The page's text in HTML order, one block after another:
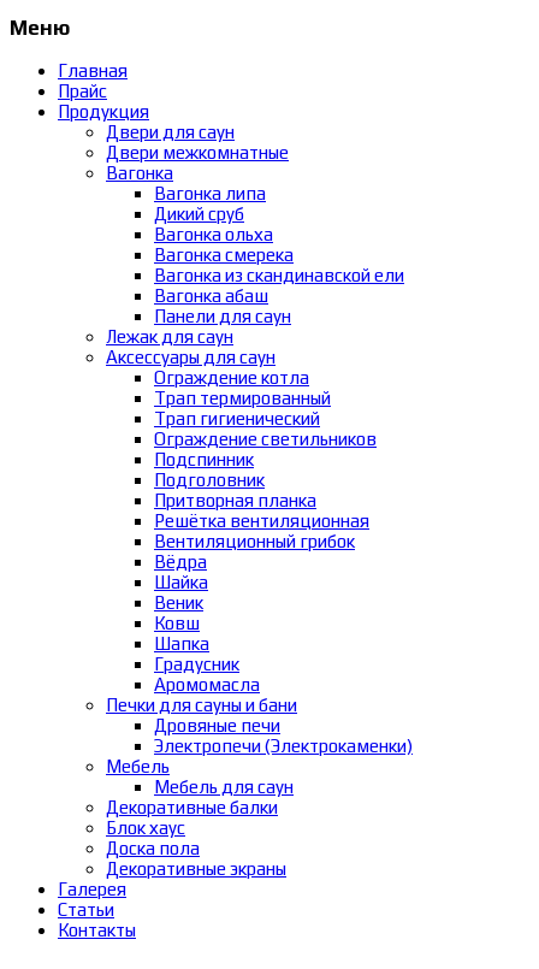
Меню
Главная
Прайс
Продукция
Двери для саун
Двери межкомнатные
Вагонка
Вагонка липа
Дикий сруб
Вагонка ольха
Вагонка смерека
Вагонка из скандинавской ели
Вагонка абаш
Панели для саун
Лежак для саун
Аксессуары для саун
Ограждение котла
Трап термированный
Трап гигиенический
Ограждение светильников
Подспинник
Подголовник
Притворная планка
Решётка вентиляционная
Вентиляционный грибок
Вёдра
Шайка
Веник
Ковш
Шапка
Градусник
Аромомасла
Печки для сауны и бани
Дровяные печи
Электропечи (Электрокаменки)
Мебель
Мебель для саун
Декоративные балки
Блок хаус
Доска пола
Декоративные экраны
Галерея
Статьи
Контакты